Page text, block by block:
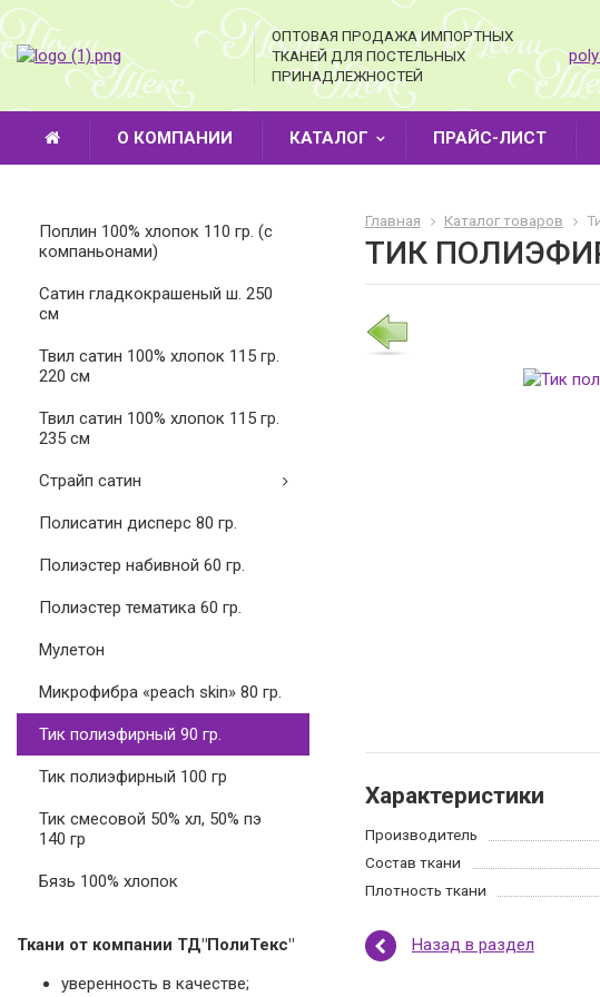
ОПТОВАЯ ПРОДАЖА ИМПОРТНЫХ
ТКАНЕЙ ДЛЯ ПОСТЕЛЬНЫХ
ПРИНАДЛЕЖНОСТЕЙ
О КОМПАНИИ КАТАЛОГ ПРАЙС-ЛИСТ
Поплин 100% хлопок 110 гр. (с
компаньонами)
Cатин гладкокрашеный ш. 250
см
Твил сатин 100% хлопок 115 гр.
220 см
Твил сатин 100% хлопок 115 гр.
235 см
Страйп сатин
Полисатин дисперс 80 гр.
Полиэстер набивной 60 гр.
Полиэстер тематика 60 гр.
Мулетон
Микрофибра «peach skin» 80 гр.
Тик полиэфирный 90 гр.
Тик полиэфирный 100 гр
Тик смесовой 50% хл, 50% пэ
140 гр
Бязь 100% хлопок
Ткани от компании ТД"ПолиТекс"
уверенность в качестве;
Главная Каталог товаров
ТИК
Характеристики
Производитель
Состав ткани
Плотность ткани
Назад в раздел